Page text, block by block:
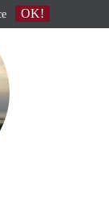
OK!